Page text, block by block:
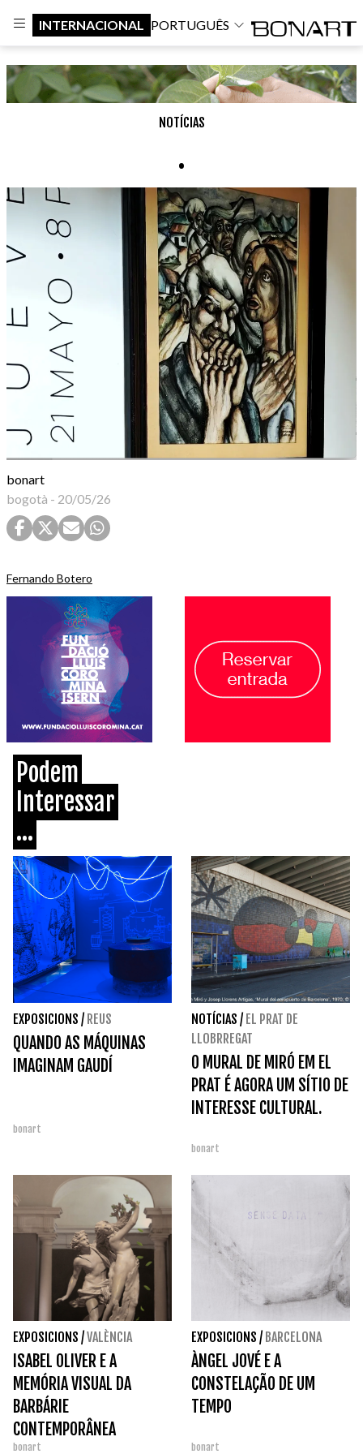
INTERNACIONAL PORTUGUÊS
NOTÍCIAS
.
bonart
bogotà - 20/05/26
Fernando Botero
Podem
Interessar
...
EXPOSICIONS / REUS
QUANDO AS MÁQUINAS
IMAGINAM GAUDÍ
bonart
NOTÍCIAS / EL PRAT DE
LLOBRREGAT
O MURAL DE MIRÓ EM EL
PRAT É AGORA UM SÍTIO DE
INTERESSE CULTURAL.
bonart
EXPOSICIONS /VALÈNCIA
ISABEL OLIVER E A
MEMÓRIA VISUAL DA
BARBÁRIE
CONTEMPORÂNEA
bonart
EXPOSICIONS / BARCELONA
ÀNGEL JOVÉ E A
CONSTELAÇÃO DE UM
TEMPO
bonart